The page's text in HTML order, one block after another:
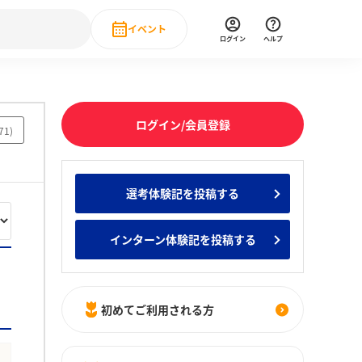
卒就職人気企業ランキング みんなのインターン人気企業ランキ
・DX現場社員インタビュー
イベント
直近のイベント一覧
ログイン ヘルプ
) ログイン/会員登録
選考体験記を投稿する
インターン体験記を投稿する
初めてご利用される方